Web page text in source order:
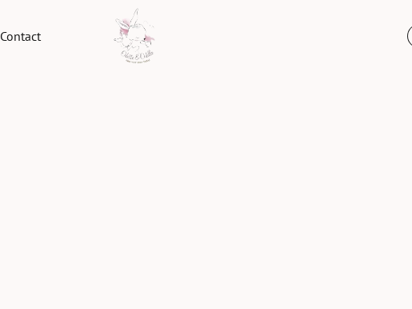
Contact